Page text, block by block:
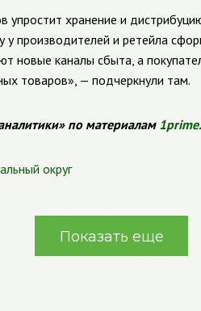
упростит хранение и
у производителей и ретейла
новые каналы сбыта, а
товаров», — подчеркнули там.
по материалам
округ
Показать еще